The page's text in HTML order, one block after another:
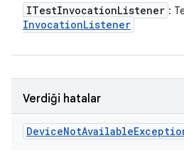
ITestInvocationListener :
InvocationListener
Verdiği hatalar
DeviceNotAvailable